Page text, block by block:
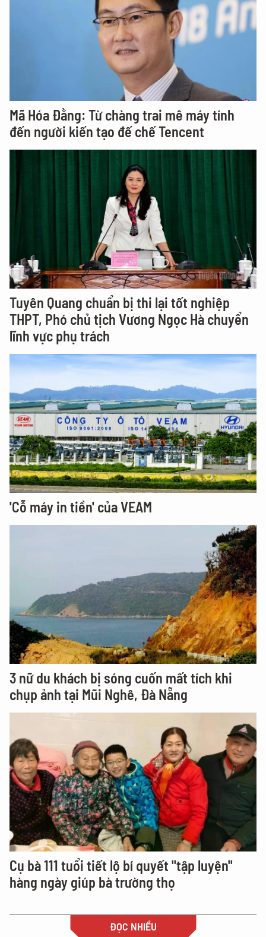
Mã Hóa Đằng: Từ chàng trai mê máy tính
đến người kiến tạo đế chế Tencent
Tuyên Quang chuẩn bị thi lại tốt nghiệp
THPT, Phó chủ tịch Vương Ngọc Hà chuyển
lĩnh vực phụ trách
'Cỗ máy in tiền' của VEAM
3 nữ du khách bị sóng cuốn mất tích khi
chụp ảnh tại Mũi Nghê, Đà Nẵng
Cụ bà 111 tuổi tiết lộ bí quyết "tập luyện"
hàng ngày giúp bà trường thọ
ĐỌC NHIỀU